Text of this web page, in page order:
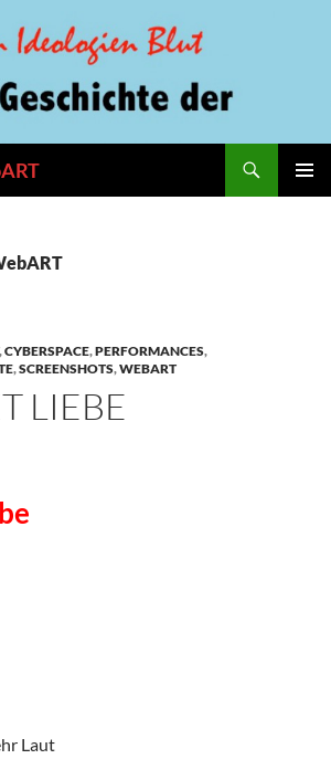
,CYBERSPACE,PERFORMANCES,
,SCREENSHOTS,WEBART
LIEBE
Laut